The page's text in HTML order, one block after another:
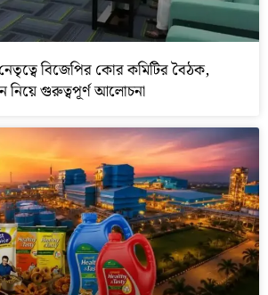
নেতৃত্বে বিজেপির কোর কমিটির বৈঠক,
গুরুত্বপূর্ণ আলোচনা